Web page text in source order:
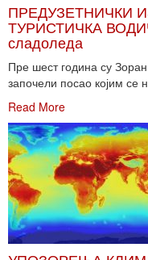
ПРЕДУЗЕТНИЧКИ
ТУРИСТИЧКА
сладоледа
Пре шест година су
започели посао којим се
Read More